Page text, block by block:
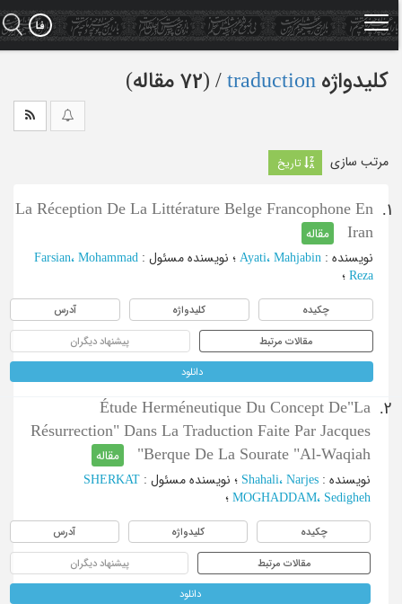
کلیدواژه traduction ‏/ (72 مقاله)
مرتب سازی تاریخ
1.
La Réception De La Littérature Belge Francophone En
Iran
مقاله
نویسنده: Ayati، Mahjabin؛ نویسنده مسئول : Farsian، Mohammad
Reza؛
چکیده کلیدواژه آدرس
مقالات مرتبط پیشنهاد دیگران
دانلود
2.
Étude Herméneutique Du Concept De"La
Résurrection" Dans La Traduction Faite Par Jacques
Berque De La Sourate "Al-Waqiah"
مقاله
نویسنده: Shahali، Narjes؛ نویسنده مسئول :
SHERKAT
MOGHADDAM، Sedigheh؛
چکیده کلیدواژه آدرس
مقالات مرتبط پیشنهاد دیگران
دانلود